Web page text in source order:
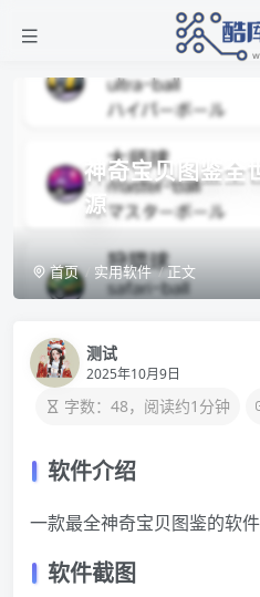
神奇宝贝图鉴全
源
首页 实用软件 正文
测试
2025年10月9日
字数：48，阅读约1分钟
软件介绍
一款最全神奇宝贝图鉴的软件
软件截图